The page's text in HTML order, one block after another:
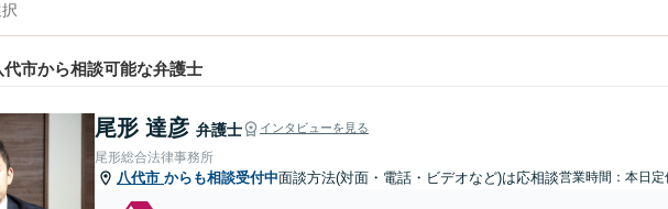
市から相談可能な弁護士
尾形 達彦 弁護士 インタビューを見る
尾形総合法律事務所
八代市 からも相談受付中面談方法(対面・電話・ビデオなど)は応相談営業時間：本日定